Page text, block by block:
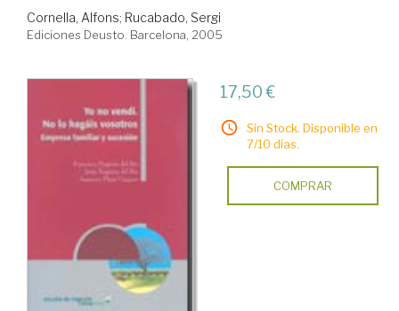
Cornella, Alfons; Rucabado, Sergi
Ediciones Deusto. Barcelona, 2005
17,50 €
Sin Stock. Disponible en
7/10 días.
COMPRAR